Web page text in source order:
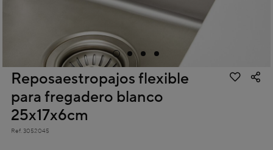
Reposaestropajos flexible
para fregadero blanco
25x17x6cm
Ref. 3052045